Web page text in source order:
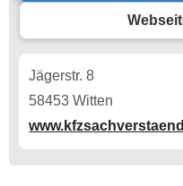
Jägerstr. 8
58453 Witten